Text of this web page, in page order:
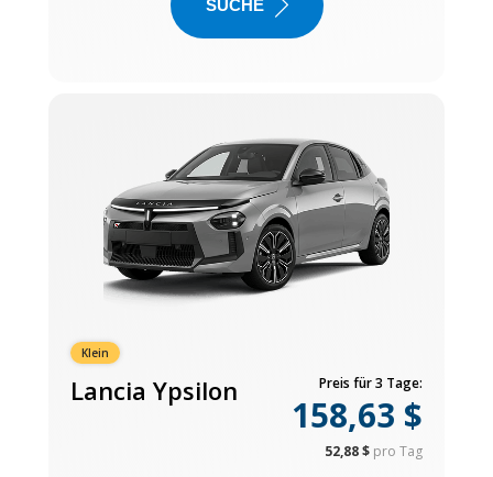
SUCHE
Klein
Lancia Ypsilon Preis für 3 Tage:
158,63 $
52,88 $ pro Tag